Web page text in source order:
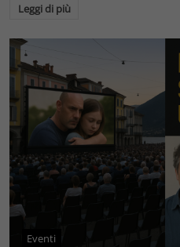
Leggi di più
Eventi